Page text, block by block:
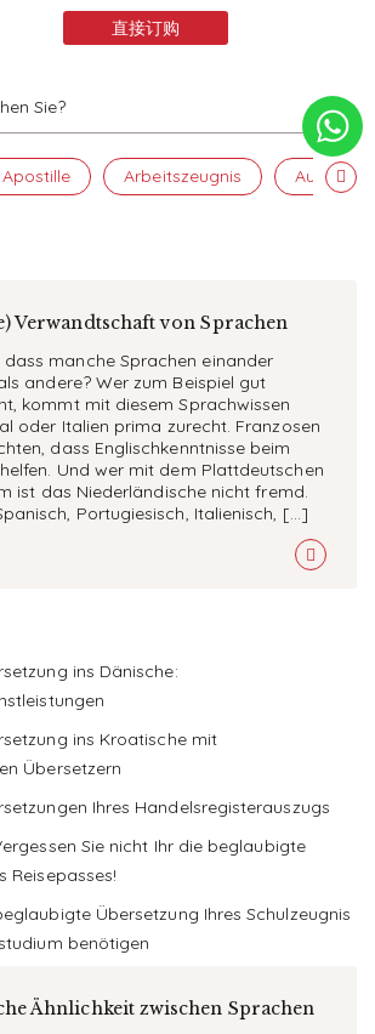
常见问题
直接订购
Apostille Arbeitszeugnis
Verwandtschaft von Sprachen
manche Sprachen einander
andere? Wer zum Beispiel gut
kommt mit diesem Sprachwissen
oder Italien prima zurecht. Franzosen
dass Englischkenntnisse beim
Und wer mit dem Plattdeutschen
ist das Niederländische nicht fremd.
Portugiesisch, Italienisch, […]
ins Dänische:
ins Kroatische mit
Übersetzern
Ihres Handelsregisterauszugs
Sie nicht Ihr die beglaubigte
Reisepasses!
Übersetzung Ihres Schulzeugnis
benötigen
Ähnlichkeit zwischen Sprachen